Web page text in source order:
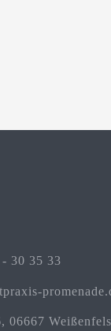
30 35 33
06667 Weißenfels